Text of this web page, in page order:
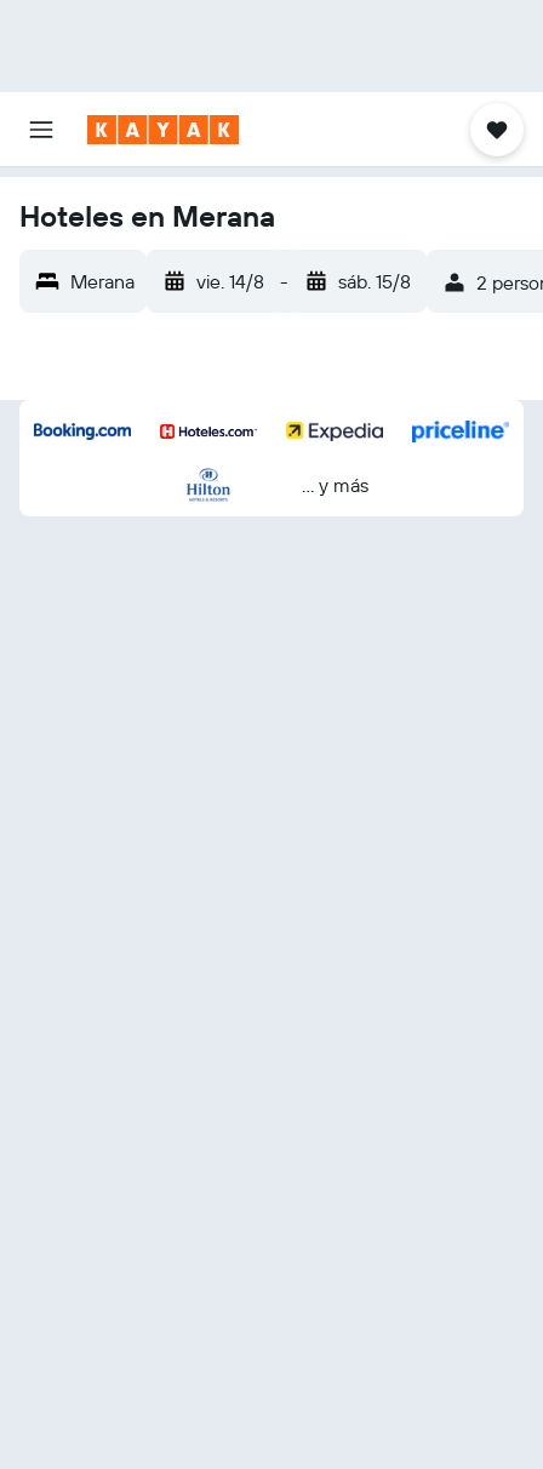
Hoteles en Merana
Merana vie. 14/8 - sáb. 15/8 2
… y más